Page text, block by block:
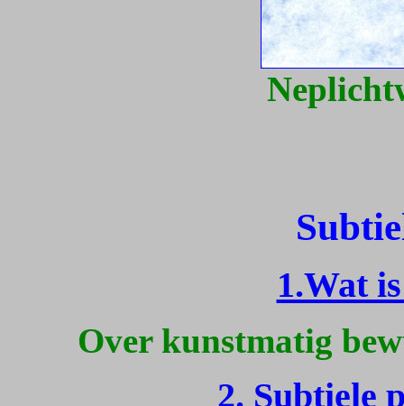
1.Wat
Over kunstmatig
2. Subtiele